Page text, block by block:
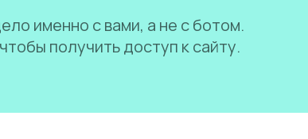
именно с вами, а не с ботом.
получить доступ к сайту.